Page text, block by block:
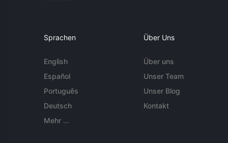
Sprachen
English
Español
Português
Deutsch
Mehr ...
Über Uns
Über uns
Unser Team
Unser Blog
Kontakt